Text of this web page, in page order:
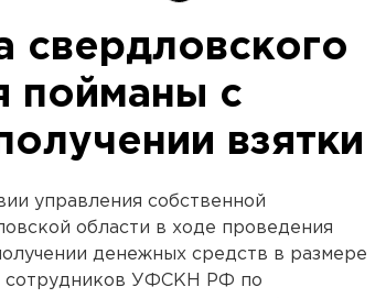
свердловского
пойманы с
взятки
управления собственной
области в ходе проведения
денежных средств в размере
сотрудников УФСКН РФ по